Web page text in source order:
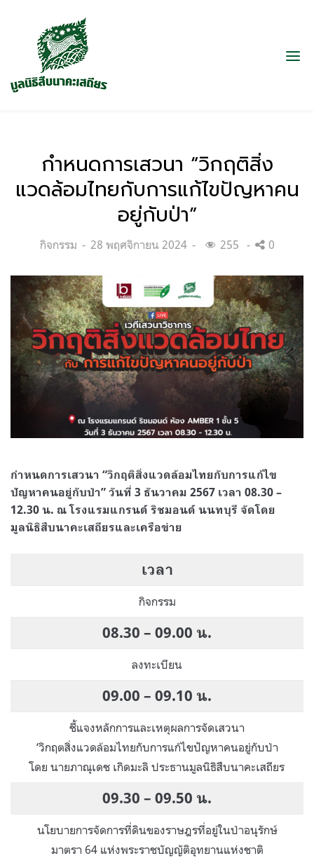
กำหนดการเสวนา “วิกฤติสิ่ง
แวดล้อมไทยกับการแก้ไขปัญหาคน
อยู่กับป่า”
Categories:
กิจกรรม
Posted
28 พฤศจิกายน 2024 255 0
กำหนดการเสวนา “วิกฤติสิ่งแวดล้อมไทยกับการแก้ไข
ปัญหาคนอยู่กับป่า” วันที่ 3 ธันวาคม 2567 เวลา 08.30 –
12.30 น. ณ โรงแรมแกรนด์ ริชมอนด์ นนทบุรี จัดโดย
มูลนิธิสืบนาคะเสถียรและเครือข่าย
เวลา
กิจกรรม
08.30 – 09.00 น.
ลงทะเบียน
09.00 – 09.10 น.
ชี้แจงหลักการและเหตุผลการจัดเสวนา
‘วิกฤตสิ่งแวดล้อมไทยกับการแก้ไขปัญหาคนอยู่กับป่า
โดย นายภาณุเดช เกิดมะลิ ประธานมูลนิธิสืบนาคะเสถียร
09.30 – 09.50 น.
นโยบายการจัดการที่ดินของราษฎรที่อยู่ในป่าอนุรักษ์
มาตรา 64 แห่งพระราชบัญญัติอุทยานแห่งชาติ